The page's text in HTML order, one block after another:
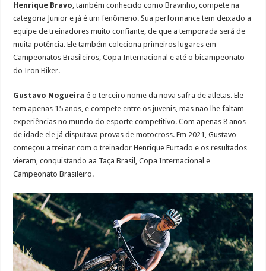
Henrique Bravo, também conhecido como Bravinho, compete na
categoria Junior e já é um fenômeno. Sua performance tem deixado a
equipe de treinadores muito confiante, de que a temporada será de
muita potência. Ele também coleciona primeiros lugares em
Campeonatos Brasileiros, Copa Internacional e até o bicampeonato
do Iron Biker.
Gustavo Nogueira é o terceiro nome da nova safra de atletas. Ele
tem apenas 15 anos, e compete entre os juvenis, mas não lhe faltam
experiências no mundo do esporte competitivo. Com apenas 8 anos
de idade ele já disputava provas de motocross. Em 2021, Gustavo
começou a treinar com o treinador Henrique Furtado e os resultados
vieram, conquistando aa Taça Brasil, Copa Internacional e
Campeonato Brasileiro.